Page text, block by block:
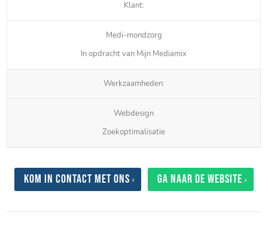
Klant:
Medi-mondzorg
In opdracht van Mijn Mediamix
Werkzaamheden:
Webdesign
Zoekoptimalisatie
Kom in contact met ons Ga naar de website